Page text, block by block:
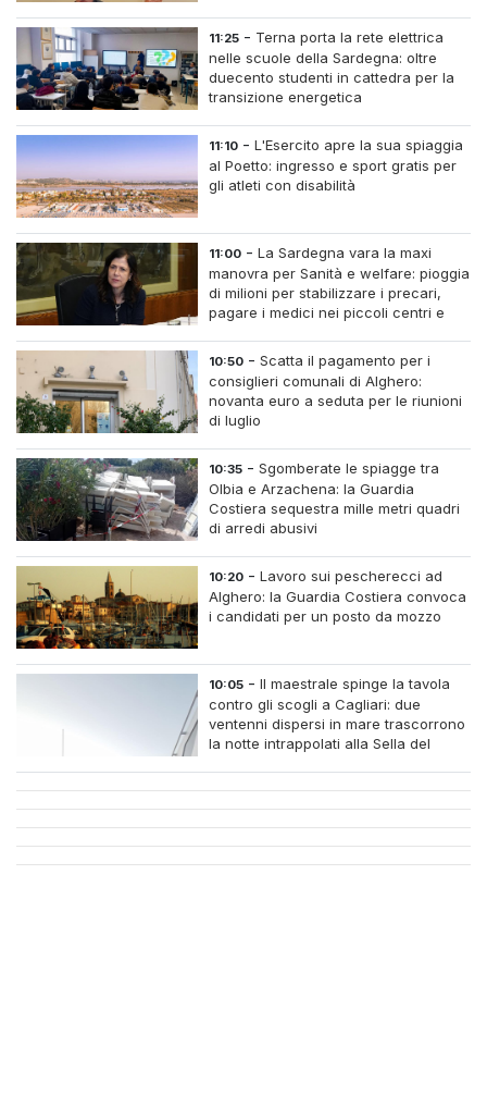
11:25 - Terna porta la rete elettrica
nelle scuole della Sardegna: oltre
duecento studenti in cattedra per la
transizione energetica
11:10 -L'Esercito apre la sua spiaggia
al Poetto: ingresso e sport gratis per
gli atleti con disabilità
11:00 -La Sardegna vara la maxi
manovra per Sanità e welfare: pioggia
di milioni per stabilizzare i precari,
pagare i medici nei piccoli centri e
10:50 -Scatta il pagamento per i
consiglieri comunali di Alghero:
novanta euro a seduta per le riunioni
di luglio
10:35 -Sgomberate le spiagge tra
Olbia e Arzachena: la Guardia
Costiera sequestra mille metri quadri
di arredi abusivi
10:20 -Lavoro sui pescherecci ad
Alghero: la Guardia Costiera convoca
i candidati per un posto da mozzo
10:05 -Il maestrale spinge la tavola
contro gli scogli a Cagliari: due
ventenni dispersi in mare trascorrono
la notte intrappolati alla Sella del